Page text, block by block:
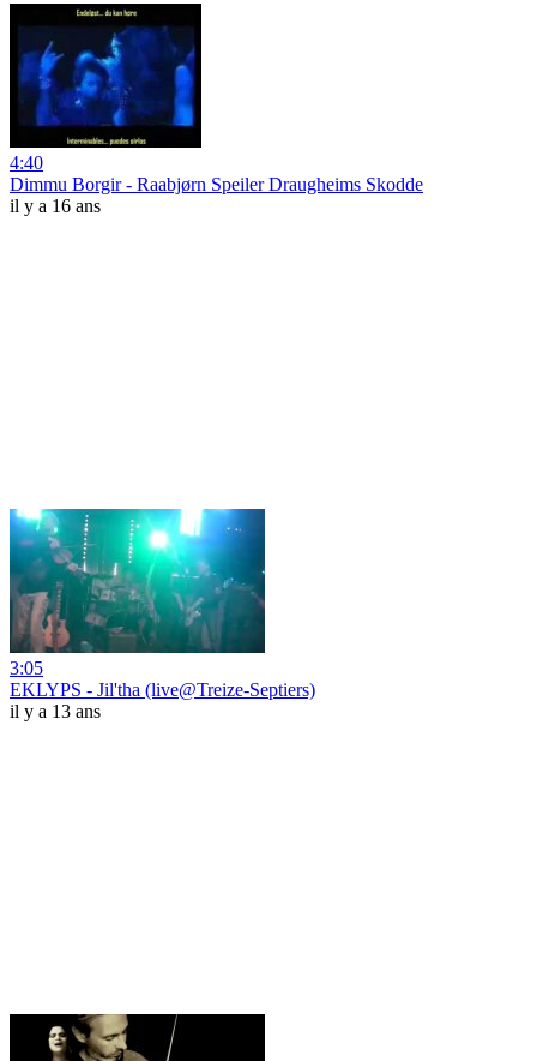
4:40
Dimmu Borgir - Raabjørn Speiler Draugheims Skodde
il y a 16 ans
3:05
EKLYPS - Jil'tha (live@Treize-Septiers)
il y a 13 ans